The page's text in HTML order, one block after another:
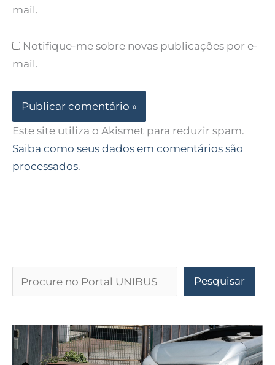
mail.
Notifique-me sobre novas publicações por e-
mail.
Este site utiliza o Akismet para reduzir spam.
Saiba como seus dados em comentários são
processados.
Pesquisar